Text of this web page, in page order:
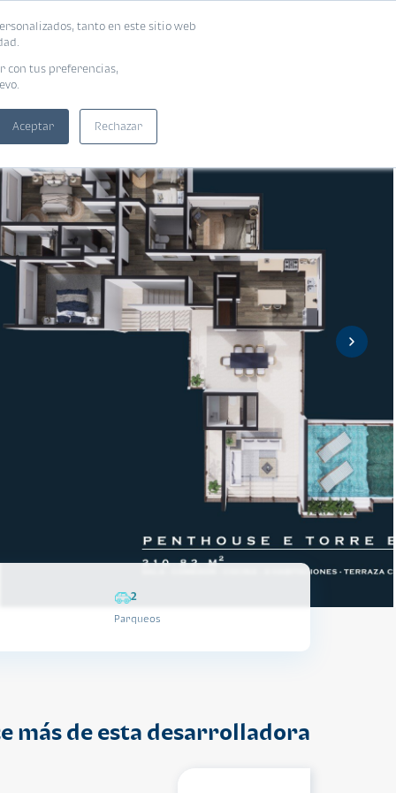
tanto en este sitio web
con tus preferencias,
Aceptar Rechazar
2
Parqueos
más de esta desarrolladora
tu vivienda ideal